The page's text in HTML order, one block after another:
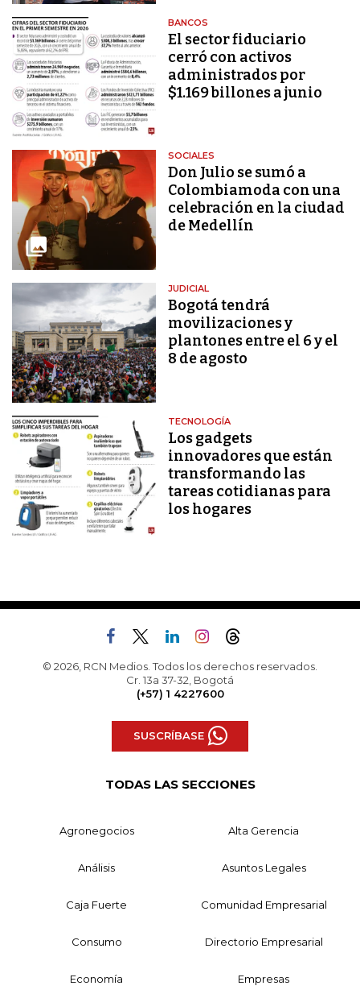
BANCOS
El sector fiduciario
cerró con activos
administrados por
$1.169 billones a junio
SOCIALES
Don Julio se sumó a
Colombiamoda con una
celebración en la ciudad
de Medellín
JUDICIAL
Bogotá tendrá
movilizaciones y
plantones entre el 6 y el
8 de agosto
TECNOLOGÍA
Los gadgets
innovadores que están
transformando las
tareas cotidianas para
los hogares
© 2026, RCN Medios. Todos los derechos reservados.
Cr. 13a 37-32, Bogotá
(+57) 1 4227600
SUSCRÍBASE
TODAS LAS SECCIONES
Agronegocios Alta Gerencia
Análisis Asuntos Legales
Caja Fuerte Comunidad Empresarial
Consumo Directorio Empresarial
Economía Empresas